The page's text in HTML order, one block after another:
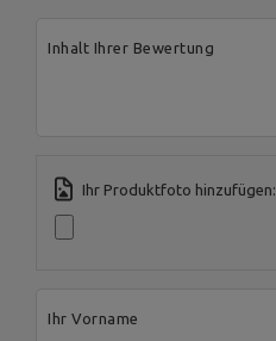
Inhalt Ihrer Bewertung
Ihr Produktfoto hinzufügen:
Ihr Vorname